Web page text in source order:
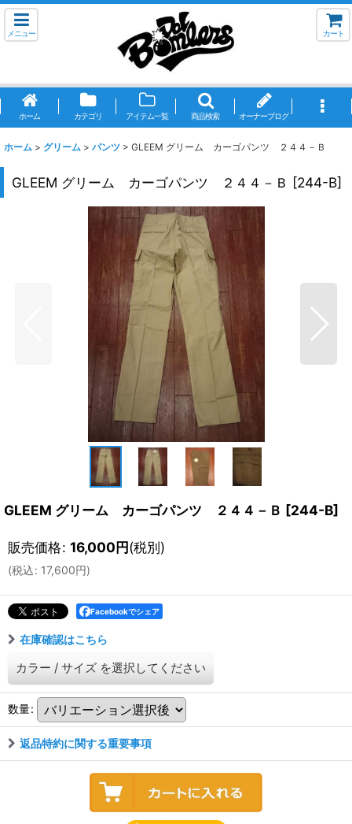
メニュー カート
ホーム カテゴリ アイテム一覧 商品検索 オーナーブログ
ホーム > グリーム > パンツ > GLEEM グリーム カーゴパンツ ２４４－Ｂ
GLEEM グリーム カーゴパンツ ２４４－Ｂ [244-B]
GLEEM グリーム カーゴパンツ ２４４－Ｂ [244-B]
販売価格: 16,000円(税別)
(税込: 17,600円)
Facebookでシェア
在庫確認はこちら
カラー / サイズ を選択してください
数量:
返品特約に関する重要事項